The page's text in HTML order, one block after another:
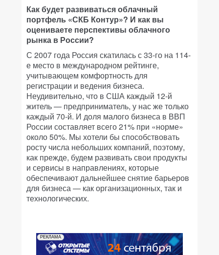
Как будет развиваться облачный
портфель «СКБ Контур»? И как вы
оцениваете перспективы облачного
рынка в России?
С 2007 года Россия скатилась с 33-го на 114-
е место в международном рейтинге,
учитывающем комфортность для
регистрации и ведения бизнеса.
Неудивительно, что в США каждый 12-й
житель — предприниматель, у нас же только
каждый 70-й. И доля малого бизнеса в ВВП
России составляет всего 21% при «норме»
около 50%. Мы хотели бы способствовать
росту числа небольших компаний, поэтому,
как прежде, будем развивать свои продукты
и сервисы в направлениях, которые
обеспечивают дальнейшее снятие барьеров
для бизнеса — как организационных, так и
технологических.
РЕКЛАМА